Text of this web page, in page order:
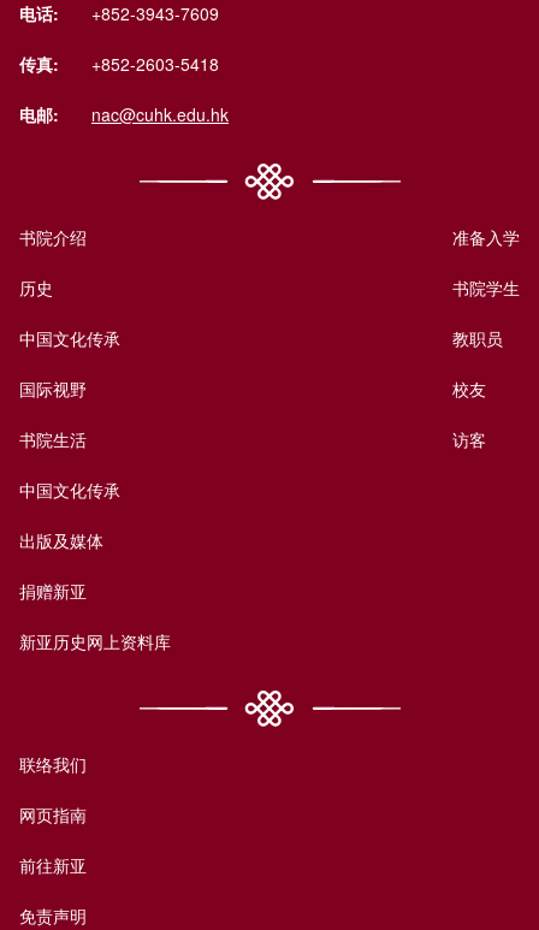
电话: +852-3943-7609
传真: +852-2603-5418
电邮: nac@cuhk.edu.hk
书院介绍
历史
中国文化传承
国际视野
书院生活
中国文化传承
出版及媒体
捐赠新亚
新亚历史网上资料库
准备入学
书院学生
教职员
校友
访客
联络我们
网页指南
前往新亚
免责声明